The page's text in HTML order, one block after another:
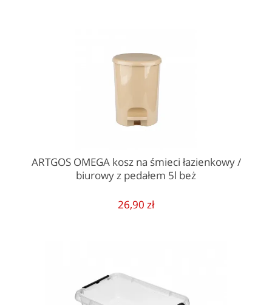
ARTGOS OMEGA kosz na śmieci łazienkowy /
biurowy z pedałem 5l beż
26,90 zł